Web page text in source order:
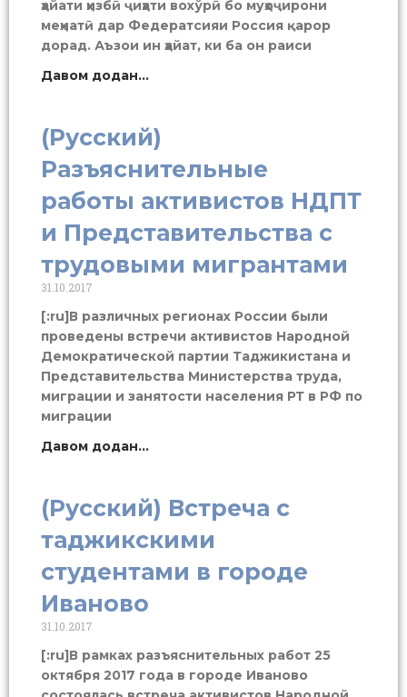
ҳайати ҳизбӣ ҷиҳати вохўрӣ бо муҳоҷирони
меҳнатӣ дар Федератсияи Россия қарор
дорад. Аъзои ин ҳайат, ки ба он раиси
Давом додан...
(Русский)
Разъяснительные
работы активистов НДПТ
и Представительства с
трудовыми мигрантами
31.10.2017
[:ru]В различных регионах России были
проведены встречи активистов Народной
Демократической партии Таджикистана и
Представительства Министерства труда,
миграции и занятости населения РТ в РФ по
миграции
Давом додан...
(Русский) Встреча с
таджикскими
студентами в городе
Иваново
31.10.2017
[:ru]В рамках разъяснительных работ 25
октября 2017 года в городе Иваново